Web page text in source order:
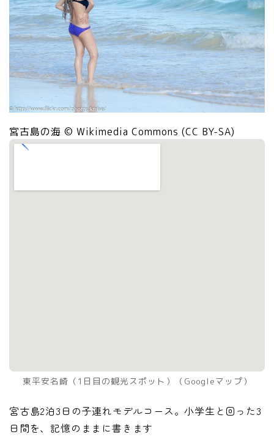
宮古島の海 © Wikimedia Commons (CC BY-SA)
東平安名崎（1日目の観光スポット）（Googleマップ）
宮古島2泊3日の子連れモデルコース。小学生と回った3
日間を、記憶のままに書きます